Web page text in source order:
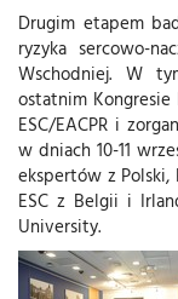
Drugim etapem
ryzyka sercowo-
Wschodniej. W
ostatnim
ESC/EACPR i
w dniach 10-11
ekspertów z Polski,
ESC z Belgii i
University.